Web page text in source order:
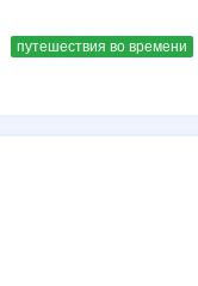
путешествия во времени